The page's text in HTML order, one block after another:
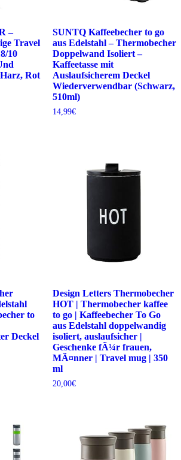
–
Travel
10
Rot
SUNTQ Kaffeebecher to go
aus Edelstahl – Thermobecher
Doppelwand Isoliert –
Kaffeetasse mit
Auslaufsicherem Deckel
Wiederverwendbar (Schwarz,
510ml)
14,99€
to
Deckel
Design Letters Thermobecher
HOT | Thermobecher kaffee
to go | Kaffeebecher To Go
aus Edelstahl doppelwandig
isoliert, auslaufsicher |
Geschenke fÃ¼r frauen,
MÃ¤nner | Travel mug | 350
ml
20,00€